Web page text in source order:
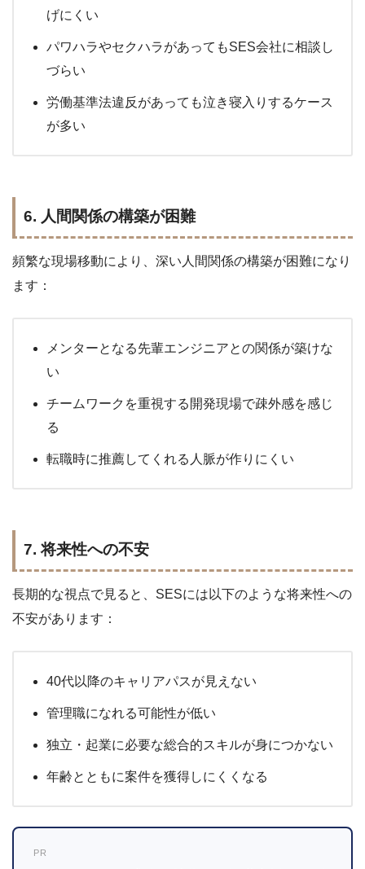
げにくい
パワハラやセクハラがあってもSES会社に相談し
づらい
労働基準法違反があっても泣き寝入りするケース
が多い
6. 人間関係の構築が困難
頻繁な現場移動により、深い人間関係の構築が困難になり
ます：
メンターとなる先輩エンジニアとの関係が築けな
い
チームワークを重視する開発現場で疎外感を感じ
る
転職時に推薦してくれる人脈が作りにくい
7. 将来性への不安
長期的な視点で見ると、SESには以下のような将来性への
不安があります：
40代以降のキャリアパスが見えない
管理職になれる可能性が低い
独立・起業に必要な総合的スキルが身につかない
年齢とともに案件を獲得しにくくなる
PR